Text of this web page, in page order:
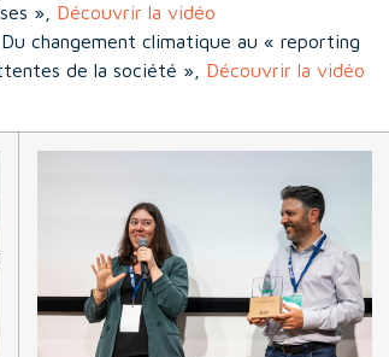
», Découvrir la vidéo
Du changement climatique au « reporting
de la société », Découvrir la vidéo